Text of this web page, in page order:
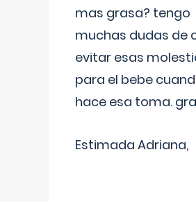
mas grasa? tengo
muchas dudas de
evitar esas
para el bebe
hace esa toma.
Estimada Adriana,